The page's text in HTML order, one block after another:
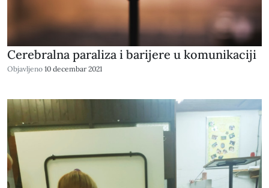
Cerebralna paraliza i barijere u komunikaciji
Objavljeno 10 decembar 2021